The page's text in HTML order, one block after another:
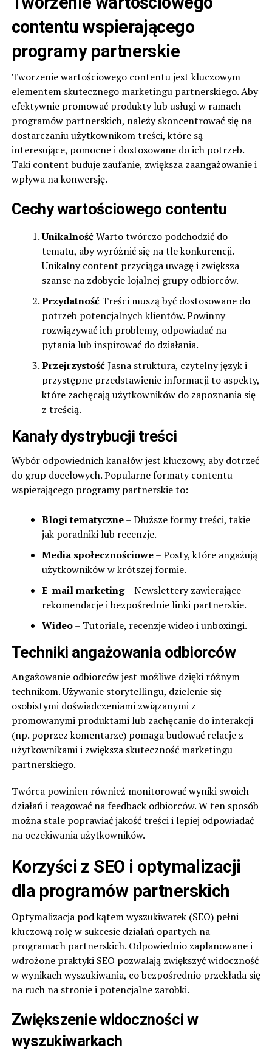
contentu wspierającego
programy partnerskie
Tworzenie wartościowego contentu jest kluczowym
elementem skutecznego marketingu partnerskiego. Aby
efektywnie promować produkty lub usługi w ramach
programów partnerskich, należy skoncentrować się na
dostarczaniu użytkownikom treści, które są
interesujące, pomocne i dostosowane do ich potrzeb.
Taki content buduje zaufanie, zwiększa zaangażowanie i
wpływa na konwersję.
Cechy wartościowego contentu
UnikalnośćWarto twórczo podchodzić do
tematu, aby wyróżnić się na tle konkurencji.
Unikalny content przyciąga uwagę i zwiększa
szanse na zdobycie lojalnej grupy odbiorców.
PrzydatnośćTreści muszą być dostosowane do
potrzeb potencjalnych klientów. Powinny
rozwiązywać ich problemy, odpowiadać na
pytania lub inspirować do działania.
PrzejrzystośćJasna struktura, czytelny język i
przystępne przedstawienie informacji to aspekty,
które zachęcają użytkowników do zapoznania się
z treścią.
Kanały dystrybucji treści
Wybór odpowiednich kanałów jest kluczowy, aby dotrzeć
do grup docelowych. Popularne formaty contentu
wspierającego programy partnerskie to:
Blogi tematyczne– Dłuższe formy treści, takie
jak poradniki lub recenzje.
Media społecznościowe– Posty, które angażują
użytkowników w krótszej formie.
E-mail marketing– Newslettery zawierające
rekomendacje i bezpośrednie linki partnerskie.
Wideo– Tutoriale, recenzje wideo i unboxingi.
Techniki angażowania odbiorców
Angażowanie odbiorców jest możliwe dzięki różnym
technikom. Używanie storytellingu, dzielenie się
osobistymi doświadczeniami związanymi z
promowanymi produktami lub zachęcanie do interakcji
(np. poprzez komentarze) pomaga budować relacje z
użytkownikami i zwiększa skuteczność marketingu
partnerskiego.
Twórca powinien również monitorować wyniki swoich
działań i reagować na feedback odbiorców. W ten sposób
można stale poprawiać jakość treści i lepiej odpowiadać
na oczekiwania użytkowników.
Korzyści z SEO i optymalizacji
dla programów partnerskich
Optymalizacja pod kątem wyszukiwarek (SEO) pełni
kluczową rolę w sukcesie działań opartych na
programach partnerskich. Odpowiednio zaplanowane i
wdrożone praktyki SEO pozwalają zwiększyć widoczność
w wynikach wyszukiwania, co bezpośrednio przekłada się
na ruch na stronie i potencjalne zarobki.
Zwiększenie widoczności w
wyszukiwarkach